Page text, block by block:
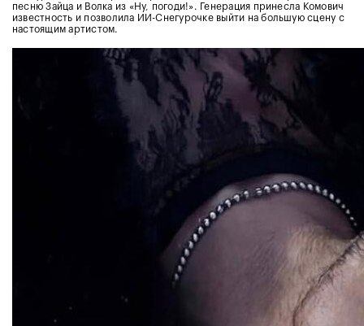
песню Зайца и Волка из «Ну, погоди!». Генерация принесла Комович
известность и позволила ИИ-Снегурочке выйти на большую сцену с
настоящим артистом.